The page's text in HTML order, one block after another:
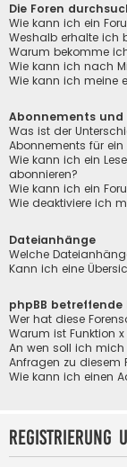
Die Foren
Wie kann ich ein
Weshalb erhalte ich
Warum bekomme
Wie kann ich nach
Wie kann ich meine
Abonnements und
Was ist der
Abonnements für
Wie kann ich ein
abonnieren?
Wie kann ich ein
Wie deaktiviere ich
Dateianhänge
Welche
Kann ich eine
phpBB betreffende
Wer hat diese
Warum ist Funktion
An wen soll ich
Anfragen zu diesem
Wie kann ich einen
Registrierung